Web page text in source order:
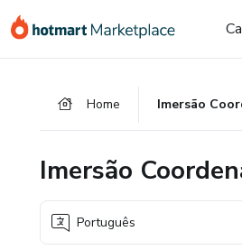
para
para
para
Home
Imersão
Português